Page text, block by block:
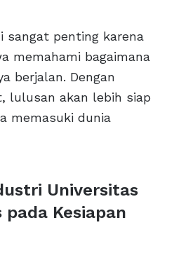
sangat penting karena
memahami bagaimana
berjalan. Dengan
lulusan akan lebih siap
memasuki dunia
Universitas
pada Kesiapan